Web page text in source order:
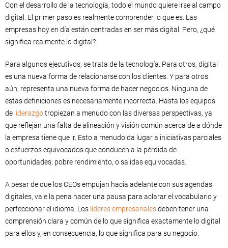
Con el desarrollo de la tecnología, todo el mundo quiere irse al campo
digital. El primer paso es realmente comprender lo que es. Las
empresas hoy en día están centradas en ser más digital. Pero, ¿qué
significa realmente lo digital?
Para algunos ejecutivos, se trata de la tecnología. Para otros, digital
es una nueva forma de relacionarse con los clientes. Y para otros
aún, representa una nueva forma de hacer negocios. Ninguna de
estas definiciones es necesariamente incorrecta. Hasta los equipos
de liderazgotropiezan a menudo con las diversas perspectivas, ya
que reflejan una falta de alineación y visión común acerca de a dónde
la empresa tiene que ir. Esto a menudo da lugar a iniciativas parciales
o esfuerzos equivocados que conducen a la pérdida de
oportunidades, pobre rendimiento, o salidas equivocadas.
A pesar de que los CEOs empujan hacia adelante con sus agendas
digitales, vale la pena hacer una pausa para aclarar el vocabulario y
perfeccionar el idioma. Los líderes empresarialesdeben tener una
comprensión clara y común de lo que significa exactamente lo digital
para ellos y, en consecuencia, lo que significa para su negocio.